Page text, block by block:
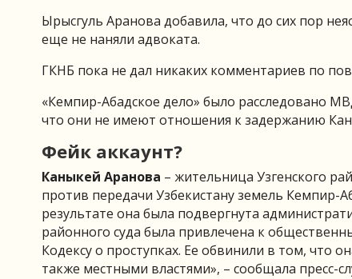
Ырысгуль Аранова добавила, что до сих пор
еще не наняли адвоката.
ГКНБ пока не дал никаких комментариев по
«Кемпир-Абадское дело» было расследовано
что они не имеют отношения к задержанию
Фейк аккаунт?
Каныкей Аранова – жительница Узгенского
против передачи Узбекистану земель Кемпир-
результате она была подвергнута
районного суда была привлечена к
Кодексу о проступках. Ее обвинили в том, что
также местными властями», – сообщала пресс-